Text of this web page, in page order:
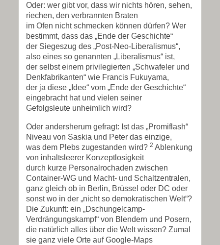
Oder: wer gibt vor, dass wir nichts hören, sehen,
riechen, den verbrannten Braten
im Ofen nicht schmecken können dürfen? Wer
bestimmt, dass das „Ende der Geschichte“
der Siegeszug des „Post-Neo-Liberalismus“,
also eines so genannten „Liberalismus“ ist,
der selbst einem privilegierten „Schwafeler und
Denkfabrikanten“ wie Francis Fukuyama,
der ja diese „Idee“ vom „Ende der Geschichte“
eingebracht hat und vielen seiner
Gefolgsleute unheimlich wird?
Oder andersherum gefragt: Ist das „Promiflash“
Niveau von Saskia und Peter das einzige,
was dem Plebs zugestanden wird? 2 Ablenkung
von inhaltsleerer Konzeptlosigkeit
durch kurze Personalrochaden zwischen
Container-WG und Macht- und Schaltzentralen,
ganz gleich ob in Berlin, Brüssel oder DC oder
sonst wo in der „nicht so demokratischen Welt“?
Die Zukunft: ein „Dschungelcamp-
Verdrängungskampf“ von Blendern und Posern,
die natürlich alles über die Welt wissen? Zumal
sie ganz viele Orte auf Google-Maps